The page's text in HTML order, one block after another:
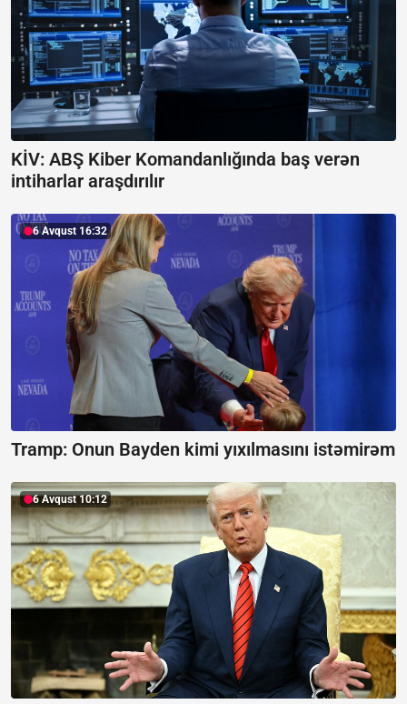
KİV: ABŞ Kiber Komandanlığında baş verən
intiharlar araşdırılır
6 Avqust 16:32
Tramp: Onun Bayden kimi yıxılmasını istəmirəm
6 Avqust 10:12